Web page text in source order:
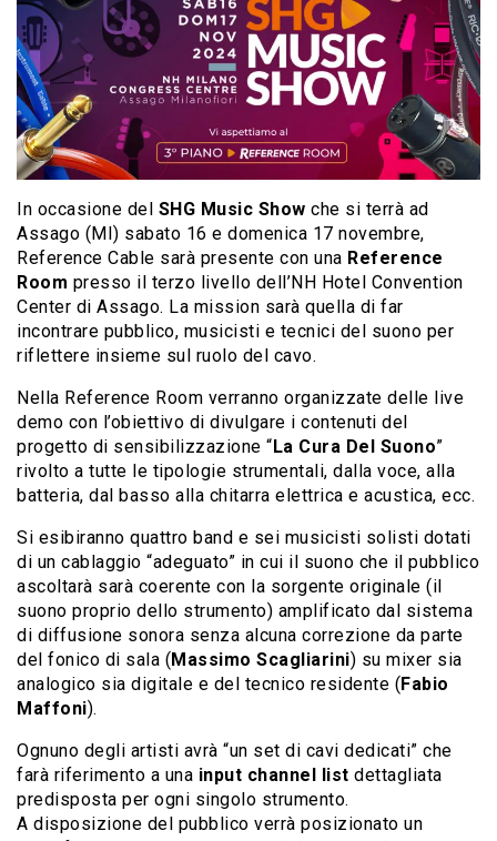
In occasione del SHG Music Show che si terrà ad
Assago (MI) sabato 16 e domenica 17 novembre,
Reference Cable sarà presente con una Reference
Room presso il terzo livello dell’NH Hotel Convention
Center di Assago. La mission sarà quella di far
incontrare pubblico, musicisti e tecnici del suono per
riflettere insieme sul ruolo del cavo.
Nella Reference Room verranno organizzate delle live
demo con l’obiettivo di divulgare i contenuti del
progetto di sensibilizzazione “ La Cura Del Suono”
rivolto a tutte le tipologie strumentali, dalla voce, alla
batteria, dal basso alla chitarra elettrica e acustica, ecc.
Si esibiranno quattro band e sei musicisti solisti dotati
di un cablaggio “adeguato” in cui il suono che il pubblico
ascoltarà sarà coerente con la sorgente originale (il
suono proprio dello strumento) amplificato dal sistema
di diffusione sonora senza alcuna correzione da parte
del fonico di sala ( Massimo Scagliarini) su mixer sia
analogico sia digitale e del tecnico residente ( Fabio
Maffoni).
Ognuno degli artisti avrà “un set di cavi dedicati” che
farà riferimento a una input channel list dettagliata
predisposta per ogni singolo strumento.
A disposizione del pubblico verrà posizionato un